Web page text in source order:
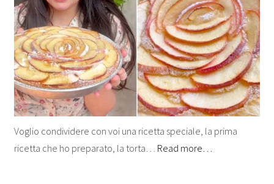
Voglio condividere con voi una ricetta speciale, la prima
ricetta che ho preparato, la torta… Read more…